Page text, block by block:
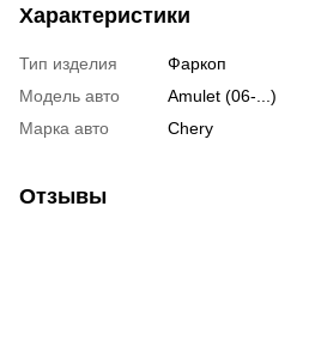
Характеристики
Тип изделия
Фаркоп
Модель авто
Amulet (06-...)
Марка авто
Chery
Отзывы